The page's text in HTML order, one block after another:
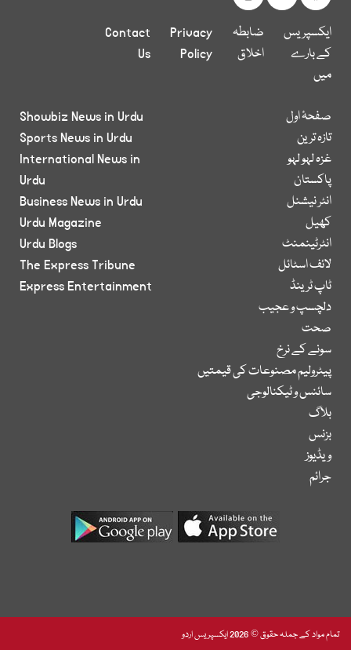
ایکسپریس
کے بارے
میں
ضابطہ
اخلاق
Privacy
Policy
Contact
Us
صفحۂ اول
تازہ ترین
غزہ لہو لہو
پاکستان
انٹر نیشنل
کھیل
انٹرٹینمنٹ
لائف اسٹائل
ٹاپ ٹرینڈ
دلچسپ و عجیب
صحت
سونے کے نرخ
پیٹرولیم مصنوعات کی قیمتیں
سائنس و ٹیکنالوجی
بلاگ
بزنس
ویڈیوز
جرائم
Showbiz News in Urdu
Sports News in Urdu
International News in
Urdu
Business News in Urdu
Urdu Magazine
Urdu Blogs
The Express Tribune
Express Entertainment
تمام مواد کے جملہ حقوق © 2026 ایکسپریس اردو